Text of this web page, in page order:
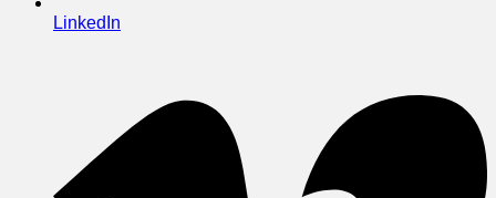
LinkedIn